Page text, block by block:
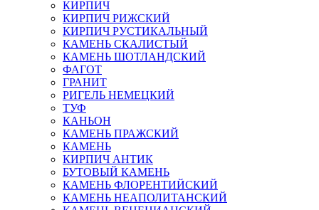
КИРПИЧ
КИРПИЧ РИЖСКИЙ
КИРПИЧ РУСТИКАЛЬНЫЙ
КАМЕНЬ СКАЛИСТЫЙ
КАМЕНЬ ШОТЛАНДСКИЙ
ФАГОТ
ГРАНИТ
РИГЕЛЬ НЕМЕЦКИЙ
ТУФ
КАНЬОН
КАМЕНЬ ПРАЖСКИЙ
КАМЕНЬ
КИРПИЧ АНТИК
БУТОВЫЙ КАМЕНЬ
КАМЕНЬ ФЛОРЕНТИЙСКИЙ
КАМЕНЬ НЕАПОЛИТАНСКИЙ